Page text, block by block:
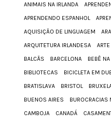
ANIMAIS NA IRLANDA
APRENDENDO ESPANHOL
AQUISIÇÃO DE LINGUAGEM
ARQUITETURA IRLANDESA
BALCÃS
BARCELONA BEBÊ
BIBLIOTECAS
BICICLETA EM
BRATISLAVA
BRISTOL
BUENOS AIRES
BUROCRACIAS
CAMBOJA
CANADÁ